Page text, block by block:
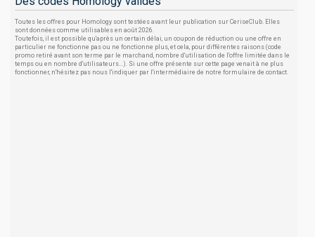
Toutes les offres pour Homology sont testées avant leur publication sur CeriseClub. Elles
sont données comme utilisables en août 2026.
Toutefois, il est possible qu'après un certain délai, un coupon de réduction ou une offre en
particulier ne fonctionne pas ou ne fonctionne plus, et cela, pour différentes raisons (code
promo retiré avant son terme par le marchand, nombre d'utilisation de l'offre limitée dans le
temps ou en nombre d'utilisateurs...). Si une offre présente sur cette page venait à ne plus
fonctionner, n'hésitez pas nous l'indiquer par l'intermédiaire de notre formulaire de contact.